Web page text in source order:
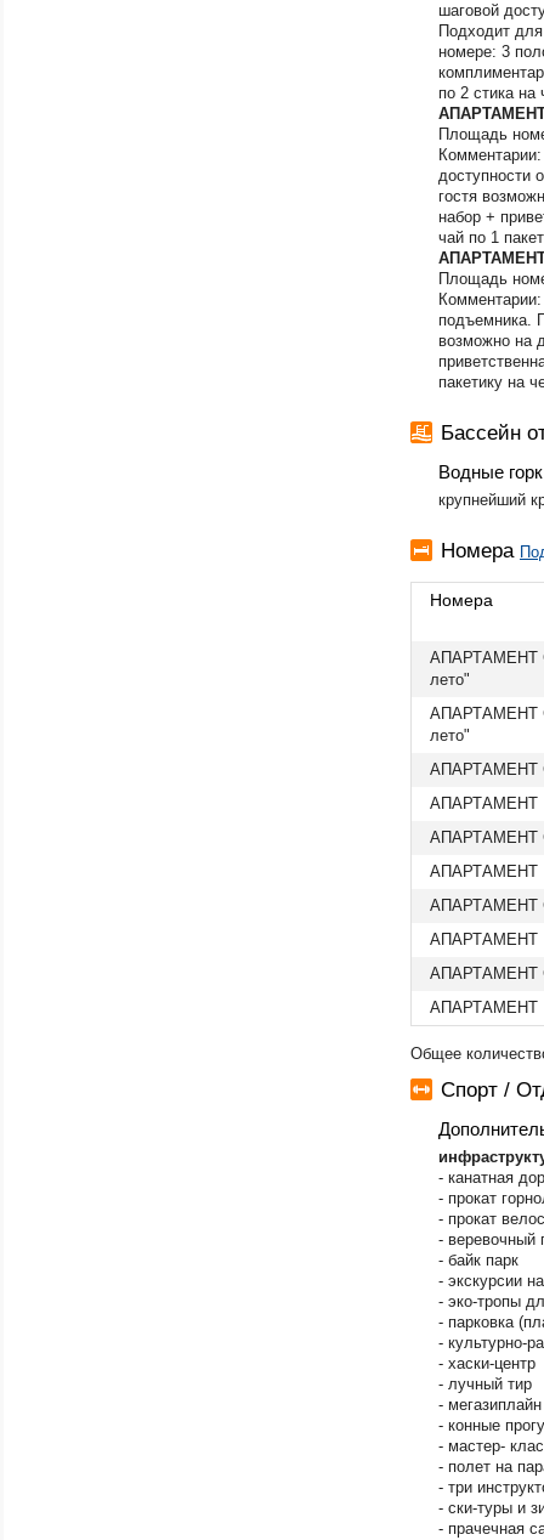
Экскурсионные
Экскурсионные
Петербург
Экскурсионные
Южно-
Якутск
Ярославль
Ярославская
шаговой
Подходит
номере: 3
по 2 стика
Площадь
доступности
гостя
набор +
чай по 1
Площадь
подъемника.
возможно на
пакетику на
Бассейн
Водные
крупнейший
Номера
Номера
АПАРТАМЕНТ
лето"
АПАРТАМЕНТ
лето"
АПАРТАМЕНТ
АПАРТАМЕНТ
АПАРТАМЕНТ
АПАРТАМЕНТ
АПАРТАМЕНТ
АПАРТАМЕНТ
АПАРТАМЕНТ
АПАРТАМЕНТ
Общее
Спорт /
- канатная
- прокат
- прокат
- веревочный
- байк парк
- экскурсии
- эко-тропы
- парковка
- культурно-
- хаски-центр
- лучный тир
-
- конные
- мастер-
- полет на
- три
- ски-туры и
- прачечная